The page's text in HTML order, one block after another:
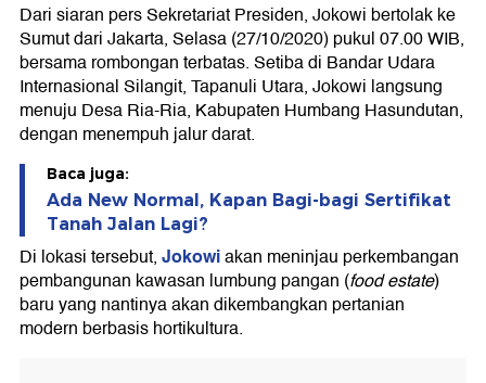
Dari siaran pers Sekretariat Presiden, Jokowi bertolak ke
Sumut dari Jakarta, Selasa (27/10/2020) pukul 07.00 WIB,
bersama rombongan terbatas. Setiba di Bandar Udara
Internasional Silangit, Tapanuli Utara, Jokowi langsung
menuju Desa Ria-Ria, Kabupaten Humbang Hasundutan,
dengan menempuh jalur darat.
Baca juga:
Ada New Normal, Kapan Bagi-bagi Sertifikat
Tanah Jalan Lagi?
Di lokasi tersebut,Jokowiakan meninjau perkembangan
pembangunan kawasan lumbung pangan (food estate)
baru yang nantinya akan dikembangkan pertanian
modern berbasis hortikultura.